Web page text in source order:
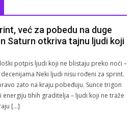
već za pobedu na duge
Saturn otkriva tajnu ljudi koji
potpis ljudi koji ne blistaju preko noći –
Neki ljudi nisu rođeni za sprint.
zato na kraju pobeđuju. Sunce trigon
energiju tihih graditelja – ljudi koji ne traže
[…]